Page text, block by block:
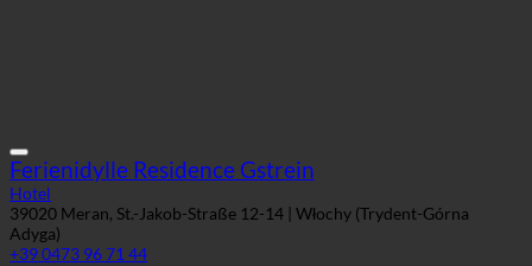
Ferienidylle Residence Gstrein
Hotel
39020 Meran, St.-Jakob-Straße 12-14 | Włochy (Trydent-Górna
Adyga)
+39 0473 96 71 44